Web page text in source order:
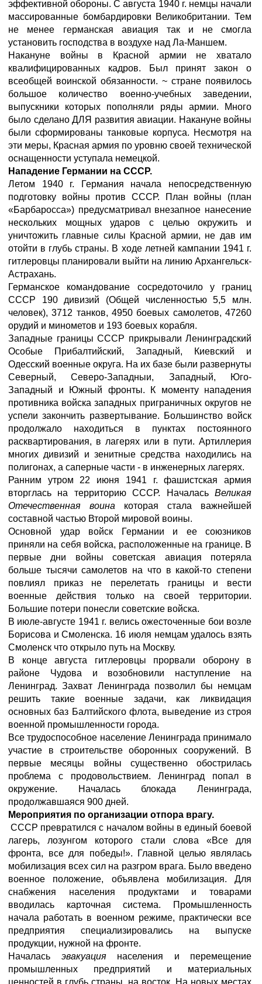
эффективной обороны. С августа 1940 г. немцы начали
массированные бомбардировки Великобритании. Тем
не менее германская авиация так и не смогла
установить господства в воздухе над Ла-Маншем.
Накануне войны в Красной армии не хватало
квалифицированных кадров. Был принят закон о
всеобщей воинской обязанности. ~ стране появилось
большое количество военно-учебных заведении,
выпускники которых пополняли ряды армии. Много
было сделано ДЛЯ развития авиации. Накануне войны
были сформированы танковые корпуса. Несмотря на
эти меры, Красная армия по уровню своей технической
оснащенности уступала немецкой.
Нападение Германии на СССР.
Летом 1940 г. Германия начала непосредственную
подготовку войны против СССР. План войны (план
«Барбаросса») предусматривал внезапное нанесение
нескольких мощных ударов с целью окружить и
уничтожить главные силы Красной армии, не дав им
отойти в глубь страны. В ходе летней кампании 1941 г.
гитлеровцы планировали выйти на линию Архангельск-
Астрахань.
Германское командование сосредоточило у границ
СССР 190 дивизий (Общей численностью 5,5 млн.
человек), 3712 танков, 4950 боевых самолетов, 47260
орудий и минометов и 193 боевых корабля.
Западные границы СССР прикрывали Ленинградский
Особые Прибалтийский, Западный, Киевский и
Одесский военные округа. На их базе были развернуты
Северный, Северо-Западныи, Западный, Юго-
Западный и Южный фронты. К моменту нападения
противника войска западных приграничных округов не
успели закончить развертывание. Большинство войск
продолжало находиться в пунктах постоянного
расквартирования, в лагерях или в пути. Артиллерия
многих дивизий и зенитные средства находились на
полигонах, а саперные части - в инженерных лагерях.
Ранним утром 22 июня 1941 г. фашистская армия
вторглась на территорию СССР. Началась Великая
Отечественная воина которая стала важнейшей
составной частью Второй мировой воины.
Основной удар войск Германии и ее союзников
приняли на себя войска, расположенные на границе. В
первые дни войны советская авиация потеряла
больше тысячи самолетов на что в какой-то степени
повлиял приказ не перелетать границы и вести
военные действия только на своей территории.
Большие потери понесли советские войска.
В июле-августе 1941 г. велись ожесточенные бои возле
Борисова и Смоленска. 16 июля немцам удалось взять
Смоленск что открыло путь на Москву.
В конце августа гитлеровцы прорвали оборону в
районе Чудова и возобновили наступление на
Ленинград. Захват Ленинграда позволил бы немцам
решить такие военные задачи, как ликвидация
основных баз Балтийского флота, выведение из строя
военной промышленности города.
Все трудоспособное население Ленинграда принимало
участие в строительстве оборонных сооружений. В
первые месяцы войны существенно обострилась
проблема с продовольствием. Ленинград попал в
окружение. Началась блокада Ленинграда,
продолжавшаяся 900 дней.
Мероприятия по организации отпора врагу.
СССР превратился с началом войны в единый боевой
лагерь, лозунгом которого стали слова «Все для
фронта, все для победы!». Главной целью являлась
мобилизация всех сил на разгром врага. Было введено
военное положение, объявлена мобилизация. Для
снабжения населения продуктами и товарами
вводилась карточная система. Промышленность
начала работать в военном режиме, практически все
предприятия специализировались на выпуске
продукции, нужной на фронте.
Началась эвакуация населения и перемещение
промышленных предприятий и материальных
ценностей в глубь страны, на восток. На новых местах